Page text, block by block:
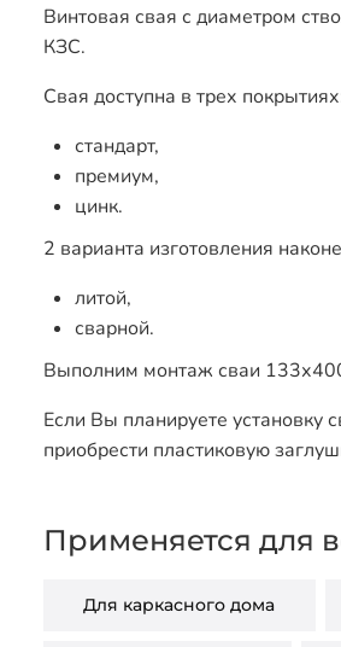
Винтовая свая с диаметром
КЗС.
Свая доступна в трех
стандарт,
премиум,
цинк.
2 варианта изготовления
литой,
сварной.
Выполним монтаж сваи
Если Вы планируете установку
приобрести пластиковую
Применяется для
Для каркасного дома